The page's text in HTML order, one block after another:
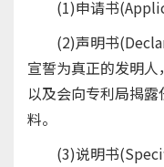
(1)申请书
(2)声明书
宣誓为真正的发明人
以及会向专利局揭
料。
(3)说明书